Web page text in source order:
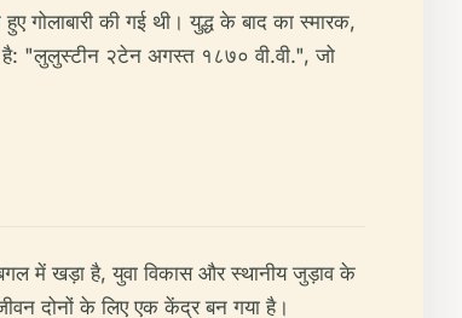
गोलाबारी की गई थी। युद्ध के बाद का स्मारक,
है: "लुलुस्टीन २टेन अगस्त १८७० वी.वी.", जो
में खड़ा है, युवा विकास और स्थानीय जुड़ाव के
दोनों के लिए एक केंद्र बन गया है।